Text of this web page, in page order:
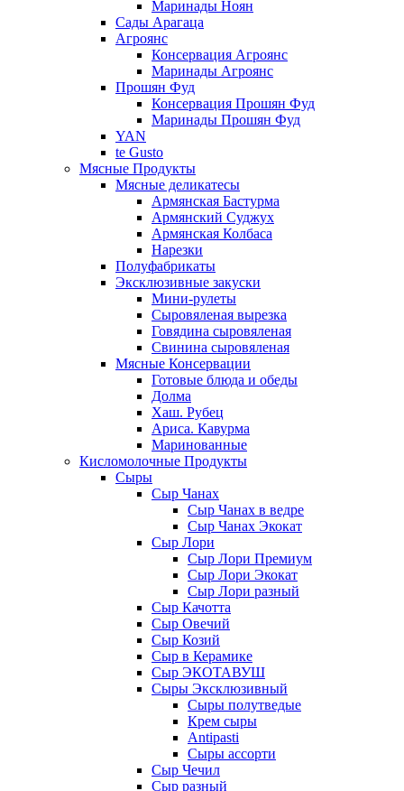
Маринады Ноян
Сады Арагаца
Агроянс
Консервация Агроянс
Маринады Агроянс
Прошян Фуд
Консервация Прошян Фуд
Маринады Прошян Фуд
YAN
te Gusto
Мясные Продукты
Мясные деликатесы
Армянская Бастурма
Армянский Суджух
Армянская Колбаса
Нарезки
Полуфабрикаты
Эксклюзивные закуски
Мини-рулеты
Сыровяленая вырезка
Говядина сыровяленая
Свинина сыровяленая
Мясные Консервации
Готовые блюда и обеды
Долма
Хаш. Рубец
Ариса. Кавурма
Маринованные
Кисломолочные Продукты
Сыры
Сыр Чанах
Сыр Чанах в ведре
Сыр Чанах Экокат
Сыр Лори
Сыр Лори Премиум
Сыр Лори Экокат
Сыр Лори разный
Сыр Качотта
Сыр Овечий
Сыр Козий
Сыр в Керамике
Сыр ЭКОТАВУШ
Сыры Эксклюзивный
Сыры полутведые
Крем сыры
Antipasti
Сыры ассорти
Сыр Чечил
Сыр разный